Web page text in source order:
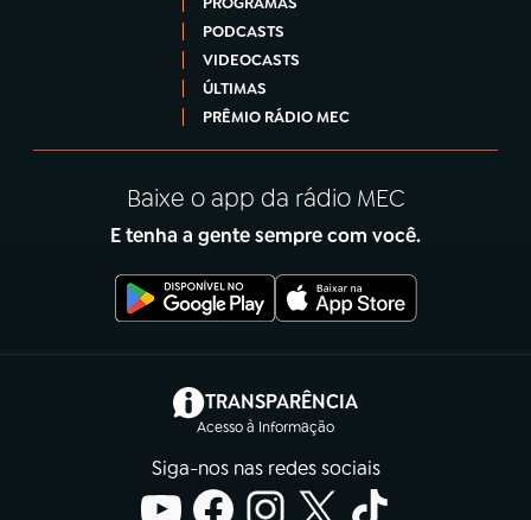
PODCASTS
VIDEOCASTS
ÚLTIMAS
PRÊMIO RÁDIO MEC
Baixe o app da rádio MEC
E tenha a gente sempre com você.
TRANSPARÊNCIA
Acesso à Informação
(abre em nova aba)
Siga-nos nas redes sociais